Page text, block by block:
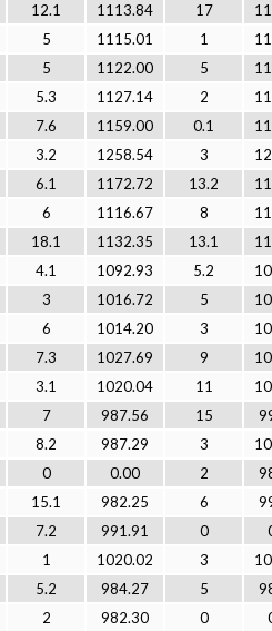
12.1 1113.84 17
5 1115.01 1
5 1122.00 5
5.3 1127.14 2
7.6 1159.00 0.1
3.2 1258.54 3
6.1 1172.72 13.2
6 1116.67 8
18.1 1132.35 13.1
4.1 1092.93 5.2
3 1016.72 5
6 1014.20 3
7.3 1027.69 9
3.1 1020.04 11
7 987.56 15
8.2 987.29 3
0 0.00 2
15.1 982.25 6
7.2 991.91 0
1 1020.02 3
5.2 984.27 5
2 982.30 0